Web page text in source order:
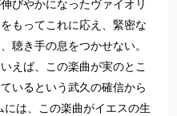
びやかになったヴァイオリ
もってこれに応え、緊密な
聴き手の息をつかせない。
えば、この楽曲が実のとこ
いるという武久の確信から
には、この楽曲がイエスの生